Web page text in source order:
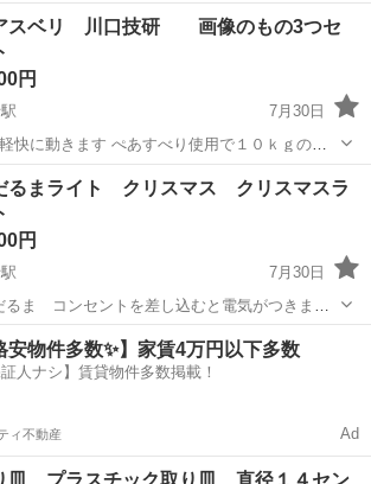
スベリ 川口技研 画像のもの3つセ
円
7月30日
快に動きます ぺあすべり使用で１０ｋｇの戸
4キロの戸と同じくらいの軽さで動きます。 ★
スベリゴマあの5つの山で脱線防止。 ★走行テスト10万回クリアー！
士駅 その他
るまライト クリスマス クリスマスラ
円
7月30日
るま コンセントを差し込むと電気がつきま
すが、まだまだ使えます。 店舗で使って
ないため使ってくださる方に^_^ 高さ 大
。
士駅 その他 雪だるま
安物件多数✨】家賃4万円以下多数
証人ナシ】賃貸物件多数掲載！
ィ不動産 Ad
皿 プラスチック取り皿 直径１４セン